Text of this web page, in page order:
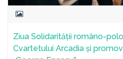
Ziua Solidarității româno-
Cvartetului Arcadia și